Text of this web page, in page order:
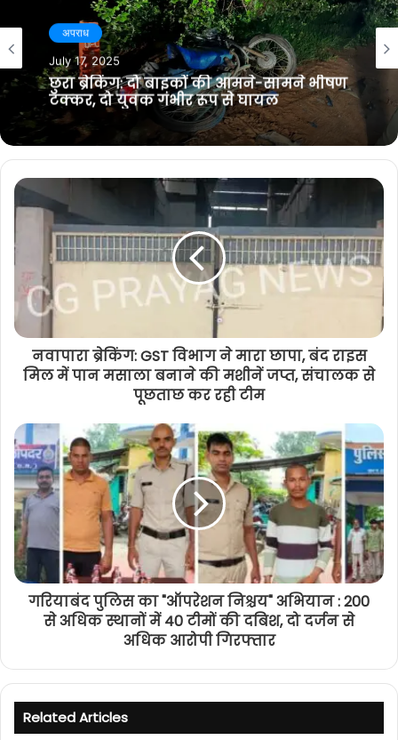
अपराध
July 17, 2025
छुरा ब्रेकिंग: दो बाइकों की आमने-सामने भीषण
टक्कर, दो युवक गंभीर रूप से घायल
नवापारा ब्रेकिंग: GST विभाग ने मारा छापा, बंद राइस
मिल में पान मसाला बनाने की मशीनें जप्त, संचालक से
पूछताछ कर रही टीम
गरियाबंद पुलिस का "ऑपरेशन निश्चय" अभियान : 200
से अधिक स्थानों में 40 टीमों की दबिश, दो दर्जन से
अधिक आरोपी गिरफ्तार
Related Articles